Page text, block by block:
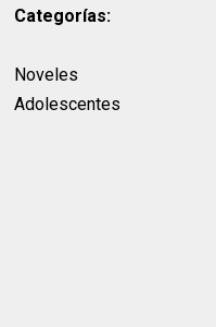
Categorías:
Noveles
Adolescentes